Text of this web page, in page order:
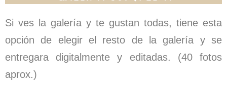
Si ves la galería y te gustan todas, tiene esta
opción de elegir el resto de la galería y se
entregara digitalmente y editadas. (40 fotos
aprox.)